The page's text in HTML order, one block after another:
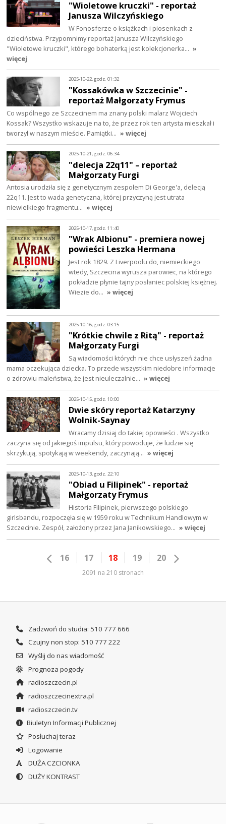
"Wioletowe kruczki" - reportaż
Janusza Wilczyńskiego
W Fonosferze o książkach i piosenkach z
dzieciństwa. Przypomnimy reportaż Janusza Wilczyńskiego
"Wioletowe kruczki", którego bohaterką jest kolekcjonerka… »
więcej
2025-10-22, godz. 01:32
"Kossakówka w Szczecinie" -
reportaż Małgorzaty Frymus
Co wspólnego ze Szczecinem ma znany polski malarz Wojciech
Kossak? Wszystko wskazuje na to, że przez rok ten artysta mieszkał i
tworzył w naszym mieście. Pamiątki… » więcej
2025-10-21, godz. 06:34
"delecja 22q11" – reportaż
Małgorzaty Furgi
Antosia urodziła się z genetycznym zespołem Di George'a, delecją
22q11. Jest to wada genetyczna, której przyczyną jest utrata
niewielkiego fragmentu… » więcej
2025-10-17, godz. 11:40
"Wrak Albionu" - premiera nowej
powieści Leszka Hermana
Jest rok 1829. Z Liverpoolu do, niemieckiego
wtedy, Szczecina wyrusza parowiec, na którego
pokładzie płynie tajny posłaniec polskiej księżnej.
Wiezie do… » więcej
2025-10-16, godz. 03:15
"Krótkie chwile z Ritą" - reportaż
Małgorzaty Furgi
Są wiadomości których nie chce usłyszeń żadna
mama oczekująca dziecka. To przede wszystkim niedobre informacje
o zdrowiu maleństwa, że jest nieuleczalnie… » więcej
2025-10-15, godz. 10:00
Dwie skóry reportaż Katarzyny
Wolnik-Saynay
Wracamy dzisiaj do takiej opowieści . Wszystko
zaczyna się od jakiegoś impulsu, który powoduje, że ludzie się
skrzykują, spotykają w weekendy, zaczynają… » więcej
2025-10-13, godz. 22:10
"Obiad u Filipinek" - reportaż
Małgorzaty Frymus
Historia Filipinek, pierwszego polskiego
girlsbandu, rozpoczęła się w 1959 roku w Technikum Handlowym w
Szczecinie. Zespół, założony przez Jana Janikowskiego… » więcej
16 17 18 19 20
2091 na 210 stronach
Zadzwoń do studia: 510 777 666
Czujny non stop: 510 777 222
Wyślij do nas wiadomość
Prognoza pogody
radioszczecin.pl
radioszczecinextra.pl
radioszczecin.tv
Biuletyn Informacji Publicznej
Posłuchaj teraz
Logowanie
DUŻA CZCIONKA
DUŻY KONTRAST